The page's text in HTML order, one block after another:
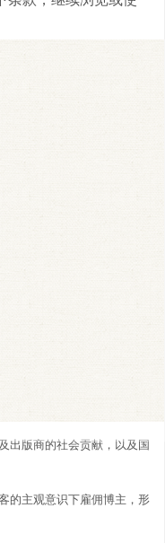
出版商的社会贡献，以及国
的主观意识下雇佣博主，形